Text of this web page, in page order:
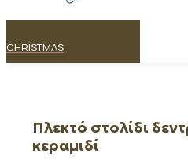
CHRISTMAS
Πλεκτό στολίδι
κεραμιδί